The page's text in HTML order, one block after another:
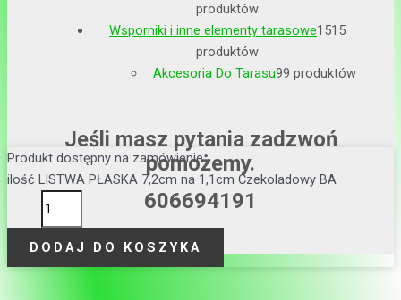
produktów
Wsporniki i inne elementy tarasowe1515
produktów
Akcesoria Do Tarasu99 produktów
Jeśli masz pytania zadzwoń
pomożemy.
606694191
Produkt dostępny na zamówienie
ilość LISTWA PŁASKA 7,2cm na 1,1cm Czekoladowy BA
DODAJ DO KOSZYKA